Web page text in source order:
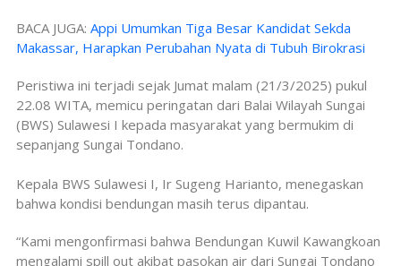
BACA JUGA: Appi Umumkan Tiga Besar Kandidat Sekda
Makassar, Harapkan Perubahan Nyata di Tubuh Birokrasi
Peristiwa ini terjadi sejak Jumat malam (21/3/2025) pukul
22.08 WITA, memicu peringatan dari Balai Wilayah Sungai
(BWS) Sulawesi I kepada masyarakat yang bermukim di
sepanjang Sungai Tondano.
Kepala BWS Sulawesi I, Ir Sugeng Harianto, menegaskan
bahwa kondisi bendungan masih terus dipantau.
“Kami mengonfirmasi bahwa Bendungan Kuwil Kawangkoan
mengalami spill out akibat pasokan air dari Sungai Tondano